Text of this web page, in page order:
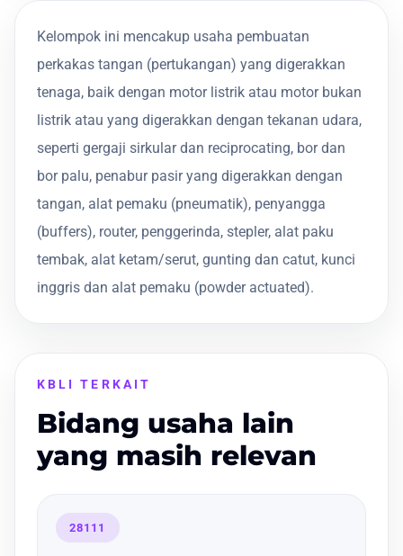
Kelompok ini mencakup usaha pembuatan
perkakas tangan (pertukangan) yang digerakkan
tenaga, baik dengan motor listrik atau motor bukan
listrik atau yang digerakkan dengan tekanan udara,
seperti gergaji sirkular dan reciprocating, bor dan
bor palu, penabur pasir yang digerakkan dengan
tangan, alat pemaku (pneumatik), penyangga
(buffers), router, penggerinda, stepler, alat paku
tembak, alat ketam/serut, gunting dan catut, kunci
inggris dan alat pemaku (powder actuated).
KBLI TERKAIT
Bidang usaha lain
yang masih relevan
28111